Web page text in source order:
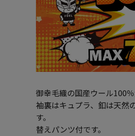
御幸毛織の国産ウール100
袖裏はキュプラ、釦は天然
す。
替えパンツ付です。